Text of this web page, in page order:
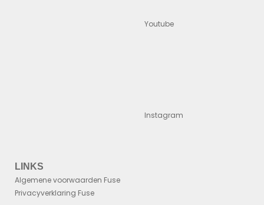
Youtube
Instagram
LINKS
Algemene voorwaarden Fuse
Privacyverklaring Fuse